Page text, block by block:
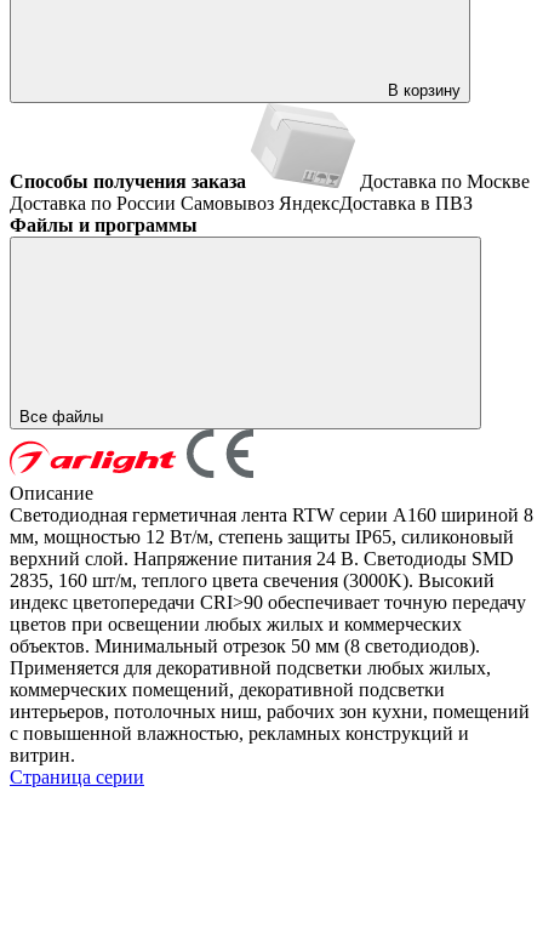
В корзину
Способы получения заказа
Доставка по Москве
Доставка по России Самовывоз ЯндексДоставка в ПВЗ
Файлы и программы
Все файлы
Описание
Светодиодная герметичная лента RTW серии A160 шириной 8
мм, мощностью 12 Вт/м, степень защиты IP65, силиконовый
верхний слой. Напряжение питания 24 В. Светодиоды SMD
2835, 160 шт/м, теплого цвета свечения (3000K). Высокий
индекс цветопередачи CRI>90 обеспечивает точную передачу
цветов при освещении любых жилых и коммерческих
объектов. Минимальный отрезок 50 мм (8 светодиодов).
Применяется для декоративной подсветки любых жилых,
коммерческих помещений, декоративной подсветки
интерьеров, потолочных ниш, рабочих зон кухни, помещений
с повышенной влажностью, рекламных конструкций и
витрин.
Страница серии